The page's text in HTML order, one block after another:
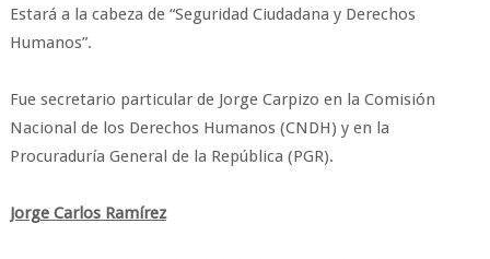
Estará a la cabeza de “Seguridad Ciudadana y Derechos
Humanos”.
Fue secretario particular de Jorge Carpizo en la Comisión
Nacional de los Derechos Humanos (CNDH) y en la
Procuraduría General de la República (PGR).
Jorge Carlos Ramírez